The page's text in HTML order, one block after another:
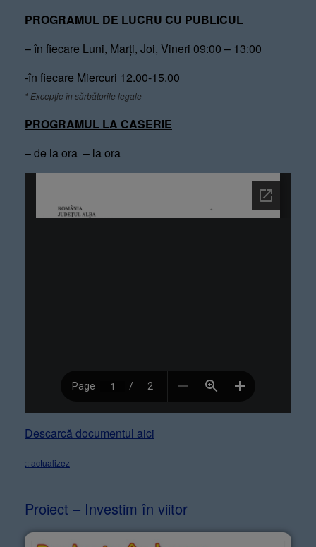
PROGRAMUL DE LUCRU CU PUBLICUL
– în fiecare Luni, Marți, Joi, Vineri 09:00 – 13:00
-în fiecare Miercuri 12.00-15.00
* Excepție în sărbătorile legale
PROGRAMUL LA CASERIE
– de la ora – la ora
Descarcă documentul aici
:: actualizez
Proiect – Investim în viitor